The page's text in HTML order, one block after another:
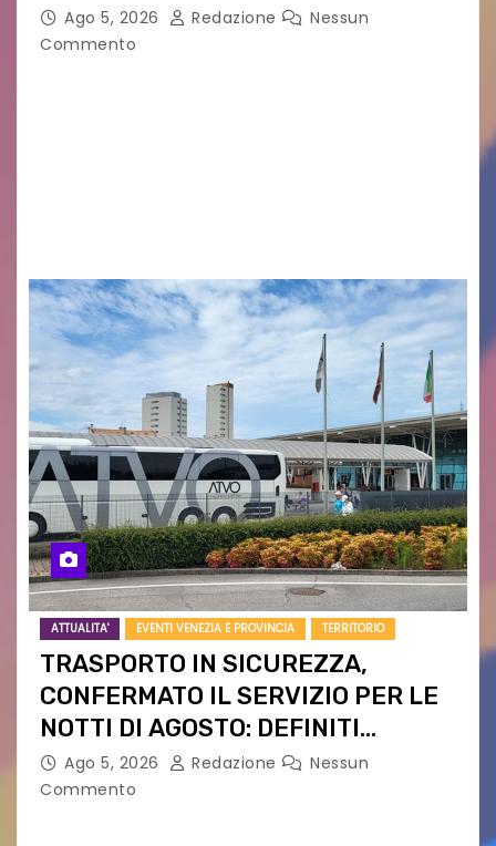
Ago 5, 2026 Redazione
Nessun
Commento
ATTUALITA' EVENTI VENEZIA E PROVINCIA TERRITORIO
TRASPORTO IN SICUREZZA,
CONFERMATO IL SERVIZIO PER LE
NOTTI DI AGOSTO: DEFINITI
PERCORSI, FERMATE E ORARIO
Ago 5, 2026 Redazione
Nessun
Commento